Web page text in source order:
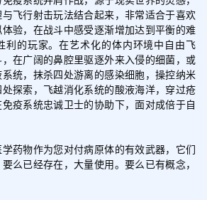
飞行射击玩法结合起来，非常适合于喜欢
验，在战斗中感受逐渐增加达到平衡的难
利的玩家。在艺术化的体内环境中自由飞
在广阔的鼻腔里驱逐外来入侵的细菌，或
统，抹杀四处游离的感染细胞，操控纳米
探索，飞越消化系统的酸液海洋，穿过疮
疫系统忠诚卫士的协助下，面对成倍于自
药物作为您对付病原体的有效武器，它们
么已经存在，大量使用。要么已有概念，